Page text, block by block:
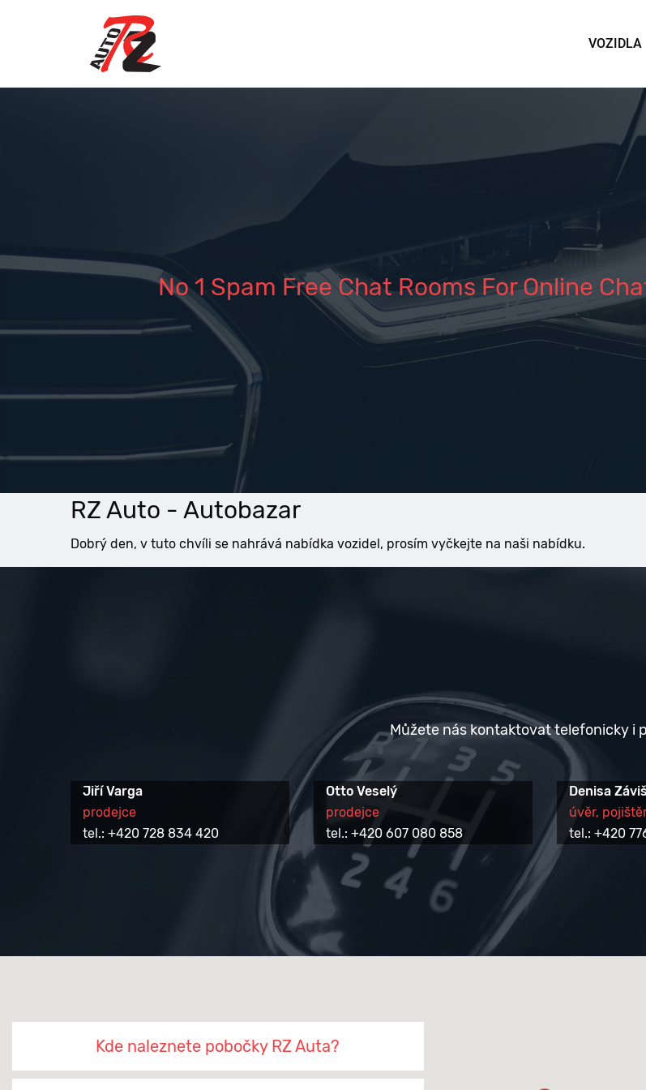
VOZIDLA
No 1 Spam Free Chat Rooms For Online
RZ Auto - Autobazar
Dobrý den, v tuto chvíli se nahrává nabídka vozidel, prosím vyčkejte na naši nabídku.
Můžete nás kontaktovat telefonicky i
Jiří Varga
prodejce
tel.: +420 728 834 420
Otto Veselý
prodejce
tel.: +420 607 080 858
Denisa
úvěr,
tel.: +420
Kde naleznete pobočky RZ Auta?